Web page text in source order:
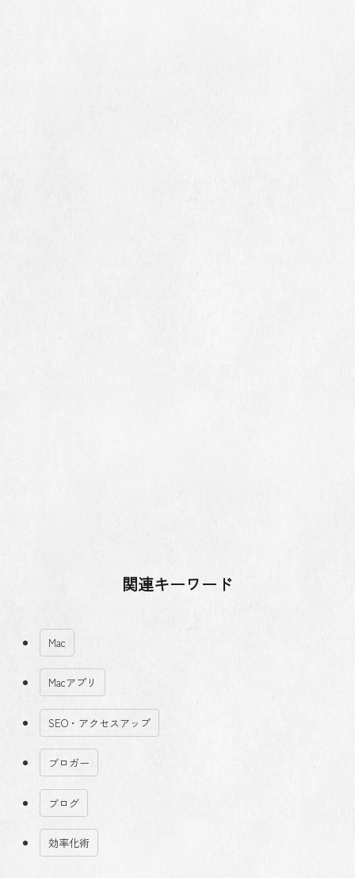
関連キーワード
Mac
Macアプリ
SEO・アクセスアップ
ブロガー
ブログ
効率化術